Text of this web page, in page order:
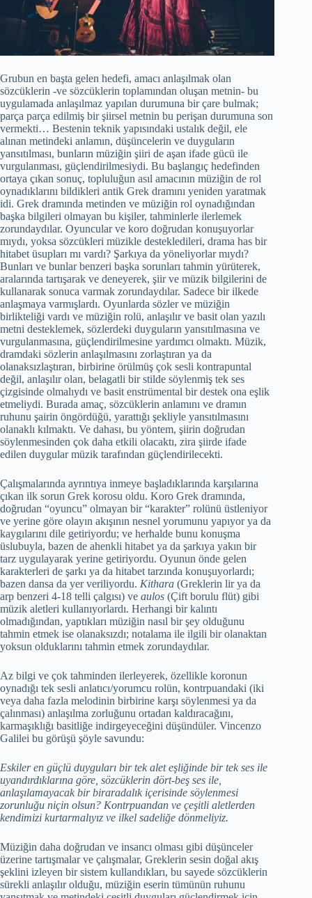
Grubun en başta gelen hedefi, amacı anlaşılmak olan
sözcüklerin -ve sözcüklerin toplamından oluşan metnin- bu
uygulamada anlaşılmaz yapılan durumuna bir çare bulmak;
parça parça edilmiş bir şiirsel metnin bu perişan durumuna son
vermekti… Bestenin teknik yapısındaki ustalık değil, ele
alınan metindeki anlamın, düşüncelerin ve duyguların
yansıtılması, bunların müziğin şiiri de aşan ifade gücü ile
vurgulanması, güçlendirilmesiydi. Bu başlangıç hedefinden
ortaya çıkan sonuç, topluluğun asıl amacının müziğin de rol
oynadıklarını bildikleri antik Grek dramını yeniden yaratmak
idi. Grek dramında metinden ve müziğin rol oynadığından
başka bilgileri olmayan bu kişiler, tahminlerle ilerlemek
zorundaydılar. Oyuncular ve koro doğrudan konuşuyorlar
mıydı, yoksa sözcükleri müzikle destekledileri, drama has bir
hitabet üsupları mı vardı? Şarkıya da yöneliyorlar mıydı?
Bunları ve bunlar benzeri başka sorunları tahmin yürüterek,
aralarında tartışarak ve deneyerek, şiir ve müzik bilgilerini de
kullanarak sonuca varmak zorundaydılar. Sadece bir ilkede
anlaşmaya varmışlardı. Oyunlarda sözler ve müziğin
birlikteliği vardı ve müziğin rolü, anlaşılır ve basit olan yazılı
metni desteklemek, sözlerdeki duyguların yansıtılmasına ve
vurgulanmasına, güçlendirilmesine yardımcı olmaktı. Müzik,
dramdaki sözlerin anlaşılmasını zorlaştıran ya da
olanaksızlaştıran, birbirine örülmüş çok sesli kontrapuntal
değil, anlaşılır olan, belagatli bir stilde söylenmiş tek ses
çizgisinde olmalıydı ve basit enstrümental bir destek ona eşlik
etmeliydi. Burada amaç, sözcüklerin anlamını ve dramın
ruhunu şairin öngördüğü, yarattığı şekliyle yansıtılmasını
olanaklı kılmaktı. Ve dahası, bu yöntem, şiirin doğrudan
söylenmesinden çok daha etkili olacaktı, zira şiirde ifade
edilen duygular müzik tarafından güçlendirilecekti.
Çalışmalarında ayrıntıya inmeye başladıklarında karşılarına
çıkan ilk sorun Grek korosu oldu. Koro Grek dramında,
doğrudan “oyuncu” olmayan bir “karakter” rolünü üstleniyor
ve yerine göre olayın akışının nesnel yorumunu yapıyor ya da
kaygılarını dile getiriyordu; ve herhalde bunu konuşma
üslubuyla, bazen de ahenkli hitabet ya da şarkıya yakın bir
tarz uygulayarak yerine getiriyordu. Oyunun önde gelen
karakterleri de şarkı ya da hitabet tarzında konuşuyorlardı;
bazen dansa da yer veriliyordu. Kithara (Greklerin lir ya da
arp benzeri 4-18 telli çalgısı) ve aulos (Çift borulu flüt) gibi
müzik aletleri kullanıyorlardı. Herhangi bir kalıntı
olmadığından, yaptıkları müziğin nasıl bir şey olduğunu
tahmin etmek ise olanaksızdı; notalama ile ilgili bir olanaktan
yoksun olduklarını tahmin etmek zorundaydılar.
Az bilgi ve çok tahminden ilerleyerek, özellikle koronun
oynadığı tek sesli anlatıcı/yorumcu rolün, kontrpuandaki (iki
veya daha fazla melodinin birbirine karşı söylenmesi ya da
çalınması) anlaşılma zorluğunu ortadan kaldıracağını,
karmaşıklığı basitliğe indirgeyeceğini düşündüler. Vincenzo
Galilei bu görüşü şöyle savundu:
Eskiler en güçlü duyguları bir tek alet eşliğinde bir tek ses ile
uyandırdıklarına göre, sözcüklerin dört-beş ses ile,
anlaşılamayacak bir biraradalık içerisinde söylenmesi
zorunluğu niçin olsun? Kontrpuandan ve çeşitli aletlerden
kendimizi kurtarmalıyız ve ilkel sadeliğe dönmeliyiz.
Müziğin daha doğrudan ve insancı olması gibi düşünceler
üzerine tartışmalar ve çalışmalar, Greklerin sesin doğal akış
şeklini izleyen bir sistem kullandıkları, bu sayede sözcüklerin
sürekli anlaşılır olduğu, müziğin eserin tümünün ruhunu